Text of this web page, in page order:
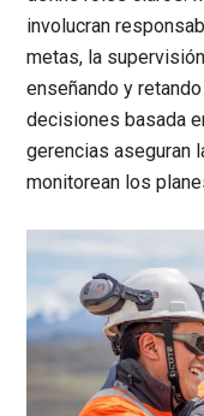
involucran
metas, la
enseñando y
decisiones basada
gerencias aseguran
monitorean los